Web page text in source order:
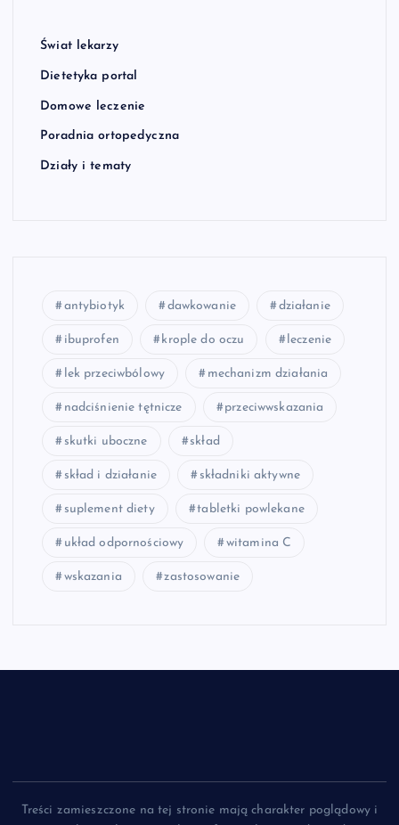
Świat lekarzy
Dietetyka portal
Domowe leczenie
Poradnia ortopedyczna
Działy i tematy
antybiotyk dawkowanie działanie
ibuprofen krople do oczu leczenie
lek przeciwbólowy mechanizm działania
nadciśnienie tętnicze przeciwwskazania
skutki uboczne skład
skład i działanie składniki aktywne
suplement diety tabletki powlekane
układ odpornościowy witamina C
wskazania zastosowanie
Treści zamieszczone na tej stronie mają charakter poglądowy i